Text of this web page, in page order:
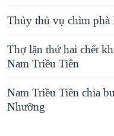
Thủy thủ vụ chìm phà
Thợ lặn thứ hai chết
Nam Triều Tiên
Nam Triều Tiên chia
Nhưỡng